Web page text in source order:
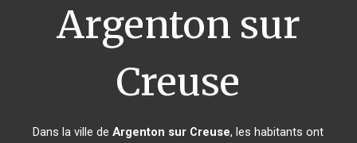
Argenton sur
Creuse
Dans la ville deArgenton sur Creuse, les habitants ont